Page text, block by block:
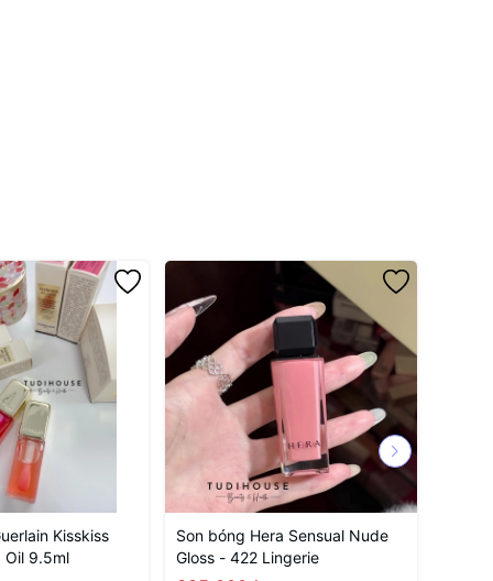
Kisskiss
Oil 9.5ml
Son bóng Hera Sensual Nude
Gloss - 422 Lingerie